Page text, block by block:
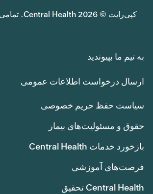
کپی‌رایت © 2026 Central Health. تمامی حقوق محفوظ است.
به تیم ما بپیوندید
ارسال درخواست اطلاعات عمومی
سیاست حفظ حریم خصوصی
حقوق و مسئولیت‌های بیمار
بازخورد خدمات Central Health
فرصت‌های آموزشی
Central Health تحقیق